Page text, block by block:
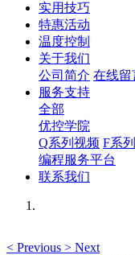
实用技巧
特惠活动
温度控制
关于我们
公司简介 在线留
服务支持
全部
优控学院
Q系列视频 F系
编程服务平台
联系我们
< Previous > Next